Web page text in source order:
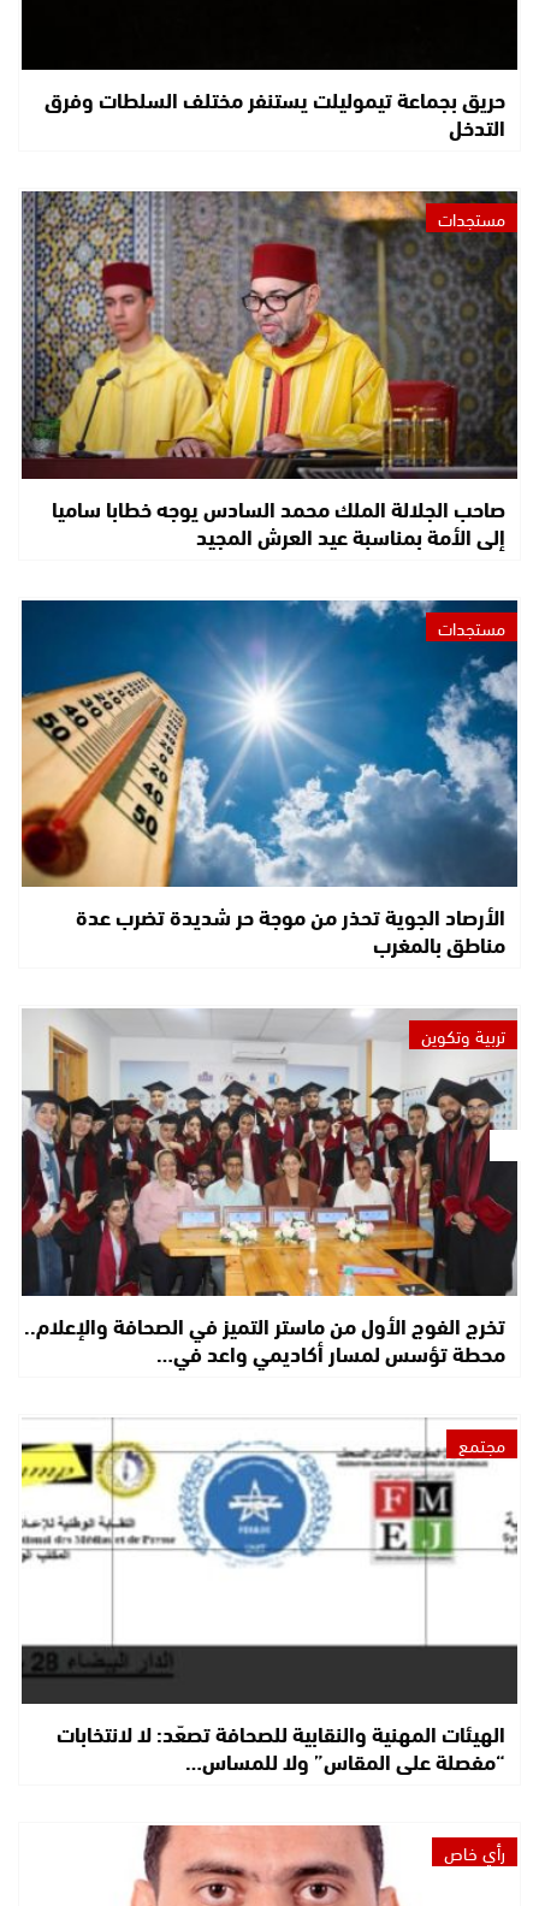
حريق بجماعة تيموليلت يستنفر مختلف السلطات وفرق
التدخل
مستجدات
صاحب الجلالة الملك محمد السادس يوجه خطابا ساميا
إلى الأمة بمناسبة عيد العرش المجيد
مستجدات
الأرصاد الجوية تحذر من موجة حر شديدة تضرب عدة
مناطق بالمغرب
تربية وتكوين
تخرج الفوج الأول من ماستر التميز في الصحافة والإعلام..
محطة تؤسس لمسار أكاديمي واعد في…
مجتمع
الهيئات المهنية والنقابية للصحافة تصعّد: لا لانتخابات
“مفصلة على المقاس” ولا للمساس…
رأي خاص